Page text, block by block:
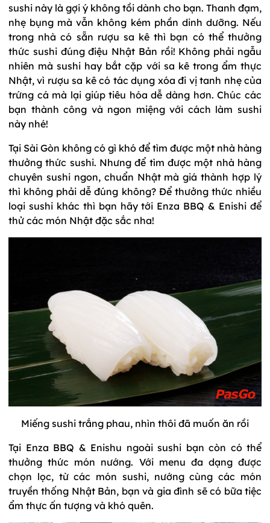
sushi này là gợi ý không tồi dành cho bạn. Thanh đạm,
nhẹ bụng mà vẫn không kém phần dinh dưỡng. Nếu
trong nhà có sẵn rượu sa kê thì bạn có thể thưởng
thức sushi đúng điệu Nhật Bản rồi! Không phải ngẫu
nhiên mà sushi hay bắt cặp với sa kê trong ẩm thực
Nhật, vì rượu sa kê có tác dụng xóa đi vị tanh nhẹ của
trứng cá mà lại giúp tiêu hóa dễ dàng hơn. Chúc các
bạn thành công và ngon miệng với cách làm sushi
này nhé!
Tại Sài Gòn không có gì khó để tìm được một nhà hàng
thưởng thức sushi. Nhưng để tìm được một nhà hàng
chuyên sushi ngon, chuẩn Nhật mà giá thành hợp lý
thì không phải dễ đúng không? Để thưởng thức nhiều
loại sushi khác thì bạn hãy tới Enza BBQ & Enishi để
thử các món Nhật đặc sắc nha!
Miếng sushi trắng phau, nhìn thôi đã muốn ăn rồi
Tại Enza BBQ & Enishu ngoài sushi bạn còn có thể
thưởng thức món nướng. Với menu đa dạng được
chọn lọc, từ các món sushi, nướng cùng các món
truyền thống Nhật Bản, bạn và gia đình sẽ có bữa tiệc
ẩm thực ấn tượng và khó quên.